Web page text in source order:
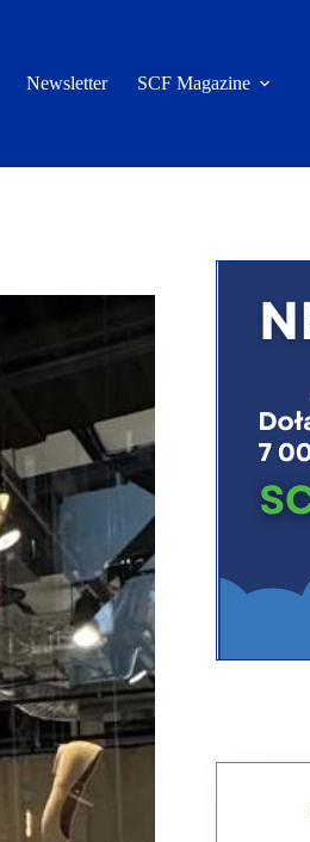
Newsletter SCF Magazine